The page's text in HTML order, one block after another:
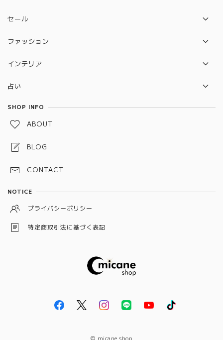
カバラ
ルドラクシャ
守り本尊 水晶守り絵
龍神守り
ワックスサシェ
狐守り
セール
セット販売セール
ファッション
バック
インテリア
占い
タロットカード
SHOP INFO
ABOUT
BLOG
CONTACT
NOTICE
プライバシーポリシー
特定商取引法に基づく表記
© micane shop